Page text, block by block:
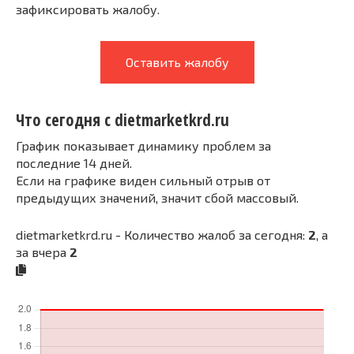
зафиксировать жалобу.
Оставить жалобу
Что сегодня с dietmarketkrd.ru
График показывает динамику проблем за
последние 14 дней.
Если на графике виден сильный отрыв от
предыдущих значений, значит сбой массовый.
dietmarketkrd.ru - Количество жалоб за сегодня: 2 , а
за вчера 2